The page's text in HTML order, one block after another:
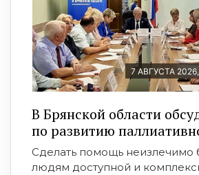
7 АВГУСТА
В Брянской области
по развитию
Сделать помощь неизлечимо
людям доступной и